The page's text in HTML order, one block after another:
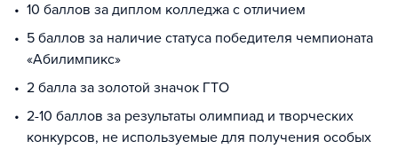
10 баллов за диплом колледжа с отличием
5 баллов за наличие статуса победителя чемпионата
«Абилимпикс»
2 балла за золотой значок ГТО
2-10 баллов за результаты олимпиад и творческих
конкурсов, не используемые для получения особых